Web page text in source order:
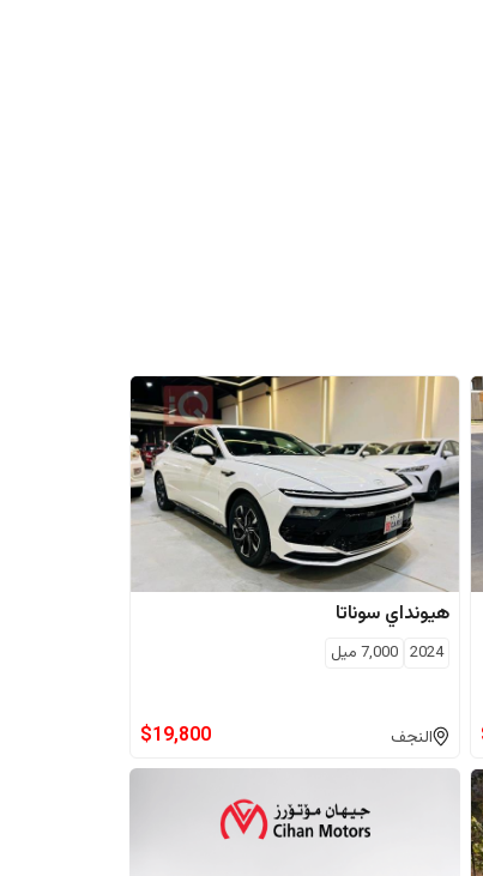
هيونداي سوناتا
2024
7,000 ميل
النجف $19,800